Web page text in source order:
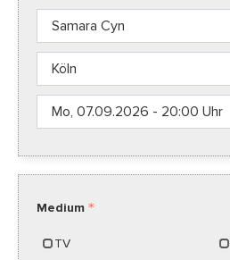
Medium
TV